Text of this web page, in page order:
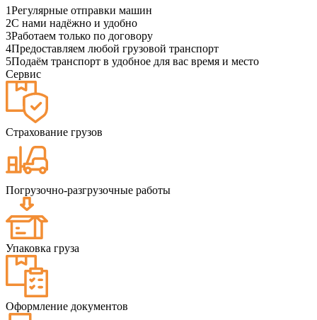
1Регулярные отправки машин
2С нами надёжно и удобно
3Работаем только по договору
4Предоставляем любой грузовой транспорт
5Подаём транспорт в удобное для вас время и место
Сервис
Страхование грузов
Погрузочно-разгрузочные работы
Упаковка груза
Оформление документов